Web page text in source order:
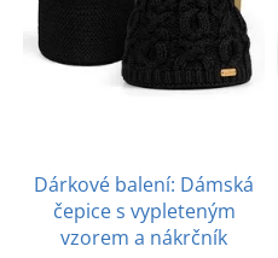
Dárkové balení: Dámská
čepice s vypleteným
vzorem a nákrčník